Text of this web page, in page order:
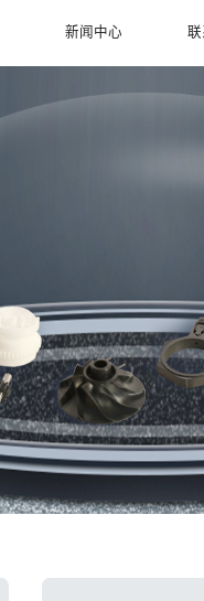
新闻中心 联